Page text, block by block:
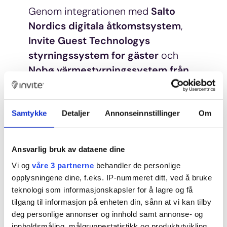
Samtykke Detaljer Annonseinnstillinger Om
Ansvarlig bruk av dataene dine
Vi og våre 3 partnerne behandler de personlige
opplysningene dine, f.eks. IP-nummeret ditt, ved å bruke
teknologi som informasjonskapsler for å lagre og få
tilgang til informasjon på enheten din, sånn at vi kan tilby
deg personlige annonser og innhold samt annonse- og
Genom integrationen med Salto
Nordics digitala åtkomstsystem,
Invite Guest Technologys
styrningssystem for gäster och
Nobø värmestyrningssystem från
Glen Dimplex
, får anläggningshotell
nu en modern lösning som både
effektiviserar driften och minskar
energikostnaderna.
Lösningen möjliggör automatisk
temperaturstyrning baserat på
gästens in- och utcheckning,
samtidigt som den ger säker och
flexibel åtkomst via mobiltelefon eller